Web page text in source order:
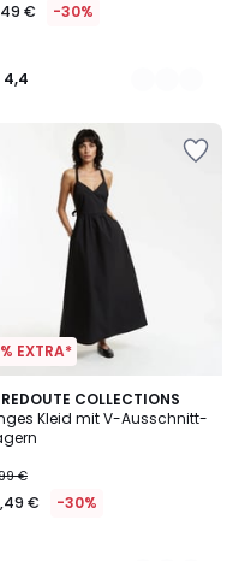
€ -30%
4,4
EXTRA*
COLLECTIONS
Kleid mit V-Ausschnitt-
€
€ -30%